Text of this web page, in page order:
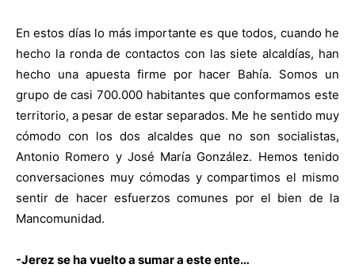
En estos días lo más importante es que todos, cuando he
hecho la ronda de contactos con las siete alcaldías, han
hecho una apuesta firme por hacer Bahía. Somos un
grupo de casi 700.000 habitantes que conformamos este
territorio, a pesar de estar separados. Me he sentido muy
cómodo con los dos alcaldes que no son socialistas,
Antonio Romero y José María González. Hemos tenido
conversaciones muy cómodas y compartimos el mismo
sentir de hacer esfuerzos comunes por el bien de la
Mancomunidad.
-Jerez se ha vuelto a sumar a este ente…